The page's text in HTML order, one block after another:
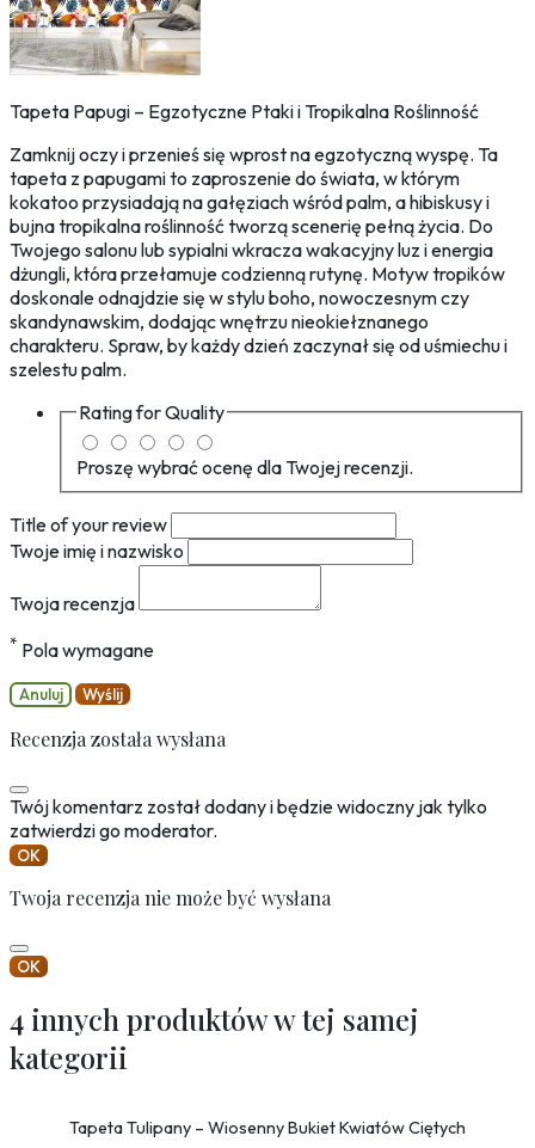
Tapeta Papugi – Egzotyczne Ptaki i Tropikalna Roślinność
Zamknij oczy i przenieś się wprost na egzotyczną wyspę. Ta
tapeta z papugami to zaproszenie do świata, w którym
kokatoo przysiadają na gałęziach wśród palm, a hibiskusy i
bujna tropikalna roślinność tworzą scenerię pełną życia. Do
Twojego salonu lub sypialni wkracza wakacyjny luz i energia
dżungli, która przełamuje codzienną rutynę. Motyw tropików
doskonale odnajdzie się w stylu boho, nowoczesnym czy
skandynawskim, dodając wnętrzu nieokiełznanego
charakteru. Spraw, by każdy dzień zaczynał się od uśmiechu i
szelestu palm.
Rating forQuality
Proszę wybrać ocenę dla Twojej recenzji.
Title of your review
Twoje imię i nazwisko
Twoja recenzja
* Pola wymagane
Anuluj Wyślij
Recenzja została wysłana
Twój komentarz został dodany i będzie widoczny jak tylko
zatwierdzi go moderator.
OK
Twoja recenzja nie może być wysłana
OK
4 innych produktów w tej samej
kategorii
Tapeta Tulipany – Wiosenny Bukiet Kwiatów Ciętych